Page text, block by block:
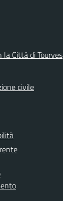
Città di Tourves
civile